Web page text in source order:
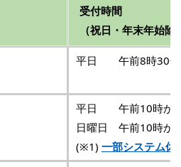
受付時間
（祝日・年末年始除
平日 午前8時30分
平日 午前10時か
日曜日 午前10時か
(※1) 一部システム休